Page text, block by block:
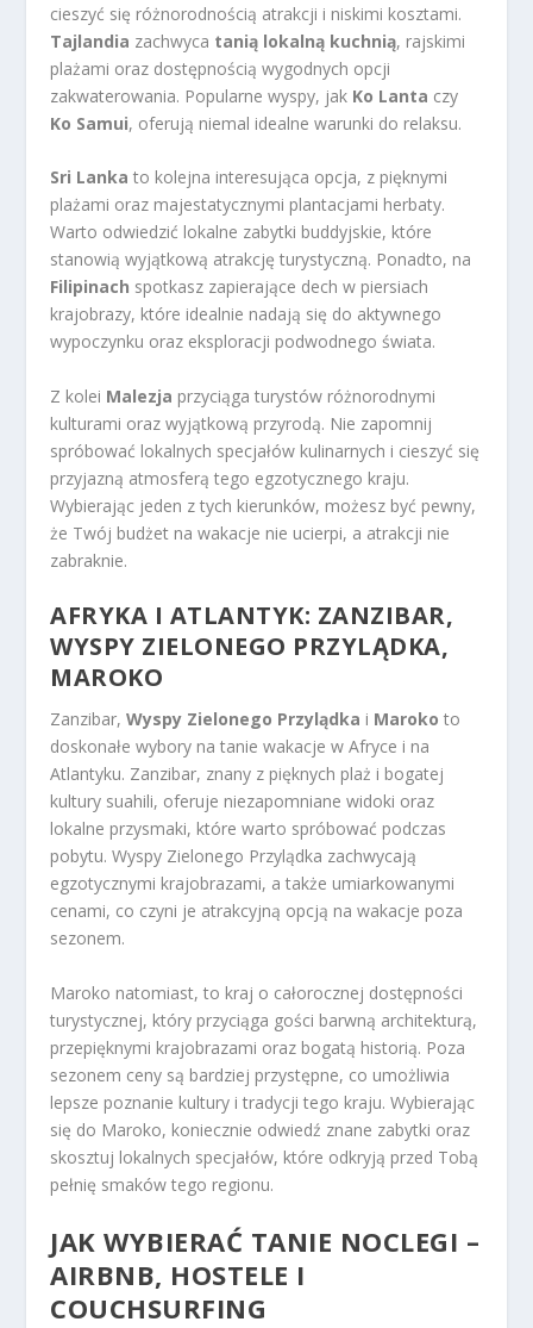
cieszyć się różnorodnością atrakcji i niskimi kosztami.
Tajlandia zachwyca tanią lokalną kuchnią, rajskimi
plażami oraz dostępnością wygodnych opcji
zakwaterowania. Popularne wyspy, jak Ko Lanta czy
Ko Samui, oferują niemal idealne warunki do relaksu.
Sri Lanka to kolejna interesująca opcja, z pięknymi
plażami oraz majestatycznymi plantacjami herbaty.
Warto odwiedzić lokalne zabytki buddyjskie, które
stanowią wyjątkową atrakcję turystyczną. Ponadto, na
Filipinach spotkasz zapierające dech w piersiach
krajobrazy, które idealnie nadają się do aktywnego
wypoczynku oraz eksploracji podwodnego świata.
Z kolei Malezja przyciąga turystów różnorodnymi
kulturami oraz wyjątkową przyrodą. Nie zapomnij
spróbować lokalnych specjałów kulinarnych i cieszyć się
przyjazną atmosferą tego egzotycznego kraju.
Wybierając jeden z tych kierunków, możesz być pewny,
że Twój budżet na wakacje nie ucierpi, a atrakcji nie
zabraknie.
AFRYKA I ATLANTYK: ZANZIBAR,
WYSPY ZIELONEGO PRZYLĄDKA,
MAROKO
Zanzibar,Wyspy Zielonego Przylądka i Maroko to
doskonałe wybory na tanie wakacje w Afryce i na
Atlantyku. Zanzibar, znany z pięknych plaż i bogatej
kultury suahili, oferuje niezapomniane widoki oraz
lokalne przysmaki, które warto spróbować podczas
pobytu. Wyspy Zielonego Przylądka zachwycają
egzotycznymi krajobrazami, a także umiarkowanymi
cenami, co czyni je atrakcyjną opcją na wakacje poza
sezonem.
Maroko natomiast, to kraj o całorocznej dostępności
turystycznej, który przyciąga gości barwną architekturą,
przepięknymi krajobrazami oraz bogatą historią. Poza
sezonem ceny są bardziej przystępne, co umożliwia
lepsze poznanie kultury i tradycji tego kraju. Wybierając
się do Maroko, koniecznie odwiedź znane zabytki oraz
skosztuj lokalnych specjałów, które odkryją przed Tobą
pełnię smaków tego regionu.
JAK WYBIERAĆ TANIE NOCLEGI –
AIRBNB, HOSTELE I
COUCHSURFING